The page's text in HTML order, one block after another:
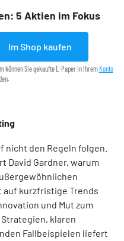
5 Aktien im Fokus
Im Shop kaufen
können Sie gekaufte E-Paper in Ihrem Konto
nicht den Regeln folgen.
David Gardner, warum
kurzfristige Trends
und Mut zum
klaren
Fallbeispielen liefert